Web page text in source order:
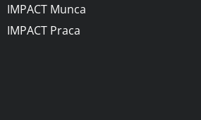
IMPACT Munca
IMPACT Praca